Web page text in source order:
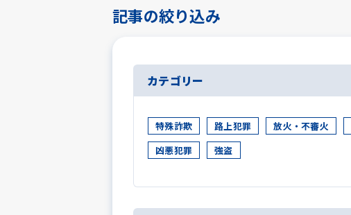
記事の絞り込み
カテゴリー
特殊詐欺 路上犯罪 放火・不審火
凶悪犯罪
強盗